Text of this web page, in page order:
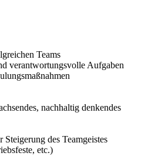
Teams
verantwortungsvolle Aufgaben
nachhaltig denkendes
Steigerung des Teamgeistes
etc.)